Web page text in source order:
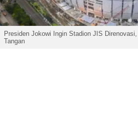
Presiden Jokowi Ingin Stadion JIS
Tangan